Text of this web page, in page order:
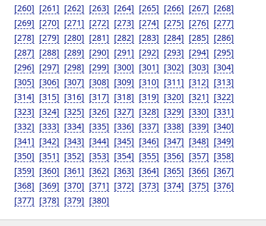
[260] [261] [262] [263] [264] [265] [266] [267] [268]
[269] [270] [271] [272] [273] [274] [275] [276] [277]
[278] [279] [280] [281] [282] [283] [284] [285] [286]
[287] [288] [289] [290] [291] [292] [293] [294] [295]
[296] [297] [298] [299] [300] [301] [302] [303] [304]
[305] [306] [307] [308] [309] [310] [311] [312] [313]
[314] [315] [316] [317] [318] [319] [320] [321] [322]
[323] [324] [325] [326] [327] [328] [329] [330] [331]
[332] [333] [334] [335] [336] [337] [338] [339] [340]
[341] [342] [343] [344] [345] [346] [347] [348] [349]
[350] [351] [352] [353] [354] [355] [356] [357] [358]
[359] [360] [361] [362] [363] [364] [365] [366] [367]
[368] [369] [370] [371] [372] [373] [374] [375] [376]
[377] [378] [379] [380]